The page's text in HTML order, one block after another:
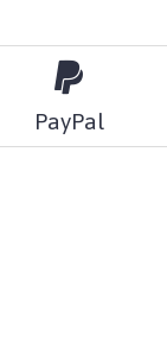
PayPal